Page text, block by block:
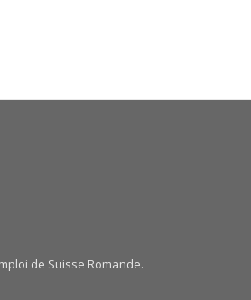
de Suisse Romande.